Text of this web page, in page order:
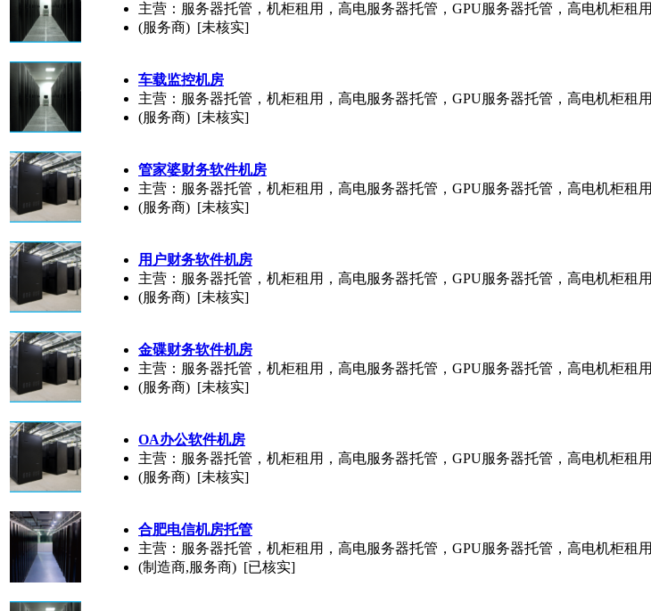
主营：服务器托管，机柜租用，高电服务器托管，GPU服务器托管，高电机柜租用
(服务商) [未核实]
车载监控机房
主营：服务器托管，机柜租用，高电服务器托管，GPU服务器托管，高电机柜租用
(服务商) [未核实]
管家婆财务软件机房
主营：服务器托管，机柜租用，高电服务器托管，GPU服务器托管，高电机柜租用
(服务商) [未核实]
用户财务软件机房
主营：服务器托管，机柜租用，高电服务器托管，GPU服务器托管，高电机柜租用
(服务商) [未核实]
金碟财务软件机房
主营：服务器托管，机柜租用，高电服务器托管，GPU服务器托管，高电机柜租用
(服务商) [未核实]
OA办公软件机房
主营：服务器托管，机柜租用，高电服务器托管，GPU服务器托管，高电机柜租用
(服务商) [未核实]
合肥电信机房托管
主营：服务器托管，机柜租用，高电服务器托管，GPU服务器托管，高电机柜租用
(制造商,服务商) [已核实]